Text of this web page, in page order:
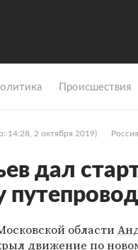
Происшествия
14:28, 2 октября 2019) Россия
дал
области
движение по